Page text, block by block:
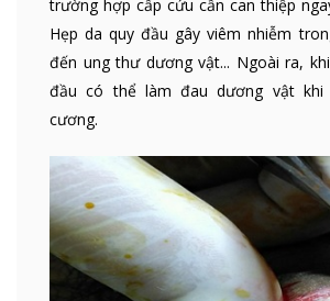
trường hợp cấp cứu cần can thiệp
Hẹp da quy đầu gây viêm nhiễm
đến ung thư dương vật... Ngoài ra,
đầu có thể làm đau dương vật
cương.